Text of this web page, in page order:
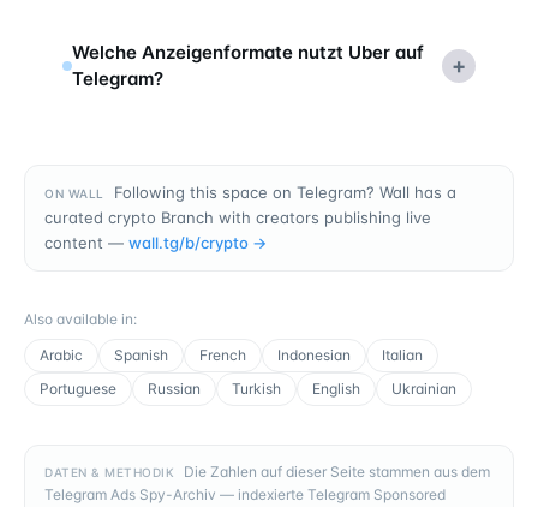
Welche Anzeigenformate nutzt Uber auf
Telegram?
+
ON WALL
Following this space on Telegram? Wall has a
curated crypto Branch with creators publishing live
content — wall.tg/b/crypto →
Also available in:
Arabic
Spanish French Indonesian
Italian
Portuguese
Russian Turkish English Ukrainian
DATEN & METHODIK
Die Zahlen auf dieser Seite stammen aus dem
Telegram Ads Spy-Archiv — indexierte Telegram Sponsored